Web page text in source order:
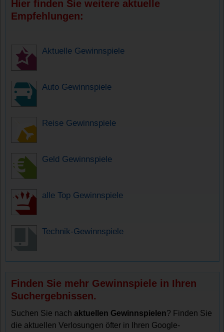
Hier finden Sie weitere aktuelle
Empfehlungen:
Aktuelle Gewinnspiele
Auto Gewinnspiele
Reise Gewinnspiele
Geld Gewinnspiele
alle Top Gewinnspiele
Technik-Gewinnspiele
Finden Sie mehr Gewinnspiele in Ihren
Suchergebnissen.
Suchen Sie nachaktuellen Gewinnspielen? Finden Sie
die aktuellen Verlosungen öfter in Ihren Google-